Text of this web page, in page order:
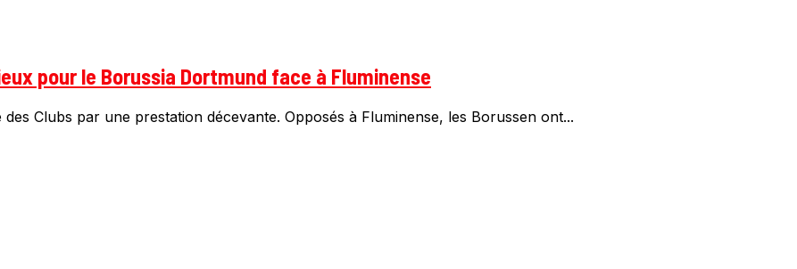
pour le Borussia Dortmund face à Fluminense
Clubs par une prestation décevante. Opposés à Fluminense, les Borussen ont...